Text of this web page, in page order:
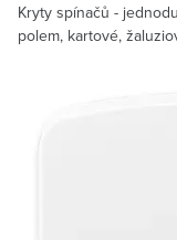
Kryty spínačů -
polem, kartové,